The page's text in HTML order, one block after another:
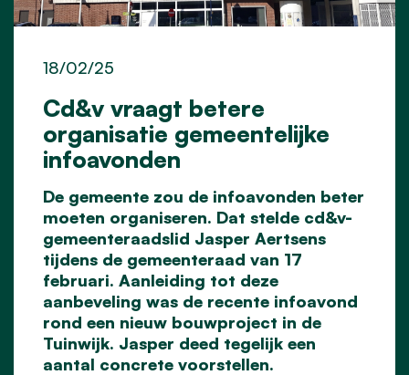
Cd&v vraagt betere
organisatie gemeentelijke
infoavonden
18/02/25
De gemeente zou de infoavonden beter
moeten organiseren. Dat stelde cd&v-
gemeenteraadslid Jasper Aertsens
tijdens de gemeenteraad van 17
februari. Aanleiding tot deze
aanbeveling was de recente infoavond
rond een nieuw bouwproject in de
Tuinwijk. Jasper deed tegelijk een
aantal concrete voorstellen.